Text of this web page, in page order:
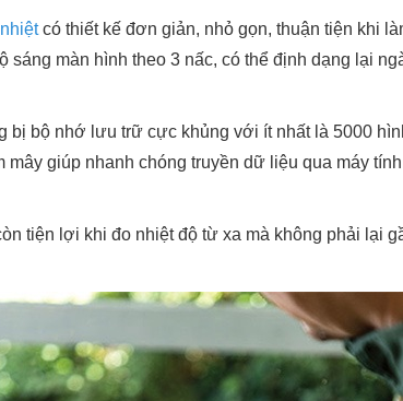
có thiết kế đơn giản, nhỏ gọn, thuận tiện khi
sáng màn hình theo 3 nấc, có thể định dạng lại
bị bộ nhớ lưu trữ cực khủng với ít nhất là 5000
mây giúp nhanh chóng truyền dữ liệu qua máy
tiện lợi khi đo nhiệt độ từ xa mà không phải lại